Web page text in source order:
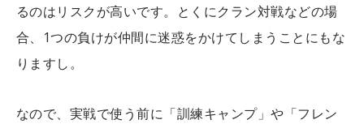
るのはリスクが高いです。とくにクラン対戦などの場
合、1つの負けが仲間に迷惑をかけてしまうことにもな
りますし。
なので、実戦で使う前に「訓練キャンプ」や「フレン